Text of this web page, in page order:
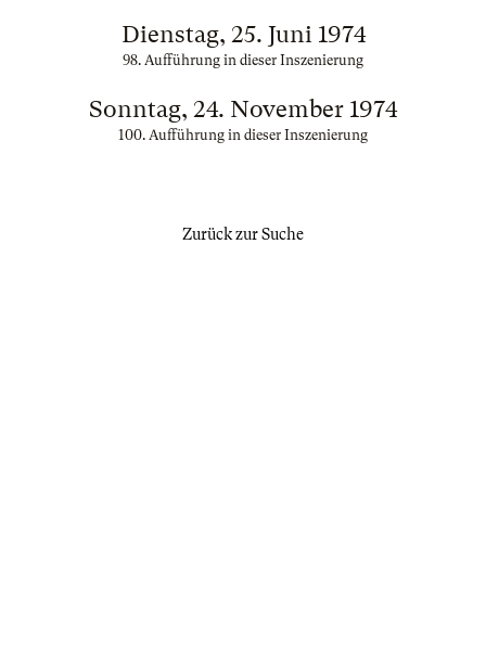
Dienstag, 25. Juni 1974
98. Aufführung in dieser Inszenierung
Sonntag, 24. November 1974
100. Aufführung in dieser Inszenierung
Zurück zur Suche